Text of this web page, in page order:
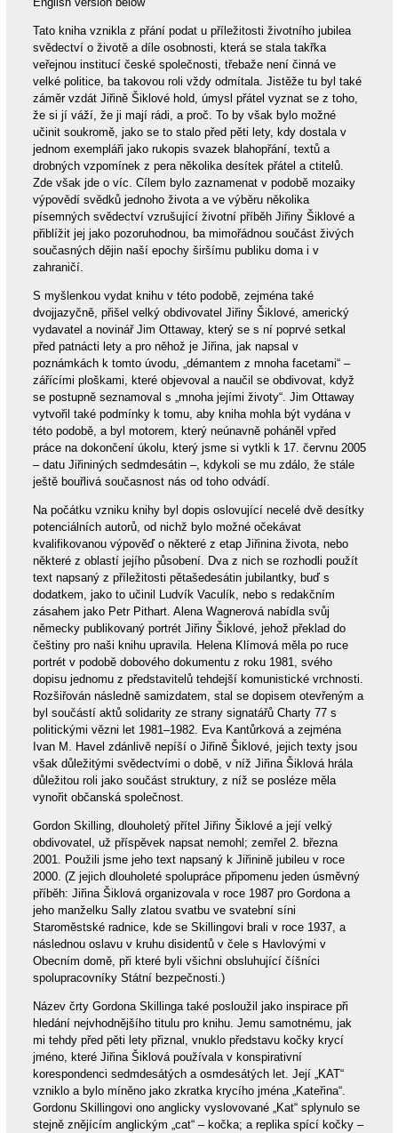
Tato kniha vznikla z přání podat u příležitosti životního jubilea
svědectví o životě a díle osobnosti, která se stala takřka
veřejnou institucí české společnosti, třebaže není činná ve
velké politice, ba takovou roli vždy odmítala. Jistěže tu byl také
záměr vzdát Jiřině Šiklové hold, úmysl přátel vyznat se z toho,
že si jí váží, že ji mají rádi, a proč. To by však bylo možné
učinit soukromě, jako se to stalo před pěti lety, kdy dostala v
jednom exempláři jako rukopis svazek blahopřání, textů a
drobných vzpomínek z pera několika desítek přátel a ctitelů.
Zde však jde o víc. Cílem bylo zaznamenat v podobě mozaiky
výpovědí svědků jednoho života a ve výběru několika
písemných svědectví vzrušující životní příběh Jiřiny Šiklové a
přiblížit jej jako pozoruhodnou, ba mimořádnou součást živých
současných dějin naší epochy širšímu publiku doma i v
zahraničí.
S myšlenkou vydat knihu v této podobě, zejména také
dvojjazyčně, přišel velký obdivovatel Jiřiny Šiklové, americký
vydavatel a novinář Jim Ottaway, který se s ní poprvé setkal
před patnácti lety a pro něhož je Jiřina, jak napsal v
poznámkách k tomto úvodu, „démantem z mnoha facetami“ –
zářícími ploškami, které objevoval a naučil se obdivovat, když
se postupně seznamoval s „mnoha jejími životy“. Jim Ottaway
vytvořil také podmínky k tomu, aby kniha mohla být vydána v
této podobě, a byl motorem, který neúnavně poháněl vpřed
práce na dokončení úkolu, který jsme si vytkli k 17. červnu 2005
– datu Jiřininých sedmdesátin –, kdykoli se mu zdálo, že stále
ještě bouřlivá současnost nás od toho odvádí.
Na počátku vzniku knihy byl dopis oslovující necelé dvě desítky
potenciálních autorů, od nichž bylo možné očekávat
kvalifikovanou výpověď o některé z etap Jiřinina života, nebo
některé z oblastí jejího působení. Dva z nich se rozhodli použít
text napsaný z příležitosti pětašedesátin jubilantky, buď s
dodatkem, jako to učinil Ludvík Vaculík, nebo s redakčním
zásahem jako Petr Pithart. Alena Wagnerová nabídla svůj
německy publikovaný portrét Jiřiny Šiklové, jehož překlad do
češtiny pro naši knihu upravila. Helena Klímová měla po ruce
portrét v podobě dobového dokumentu z roku 1981, svého
dopisu jednomu z představitelů tehdejší komunistické vrchnosti.
Rozšiřován následně samizdatem, stal se dopisem otevřeným a
byl součástí aktů solidarity ze strany signatářů Charty 77 s
politickými vězni let 1981–1982. Eva Kantůrková a zejména
Ivan M. Havel zdánlivě nepíší o Jiřině Šiklové, jejich texty jsou
však důležitými svědectvími o době, v níž Jiřina Šiklová hrála
důležitou roli jako součást struktury, z níž se posléze měla
vynořit občanská společnost.
Gordon Skilling, dlouholetý přítel Jiřiny Šiklové a její velký
obdivovatel, už příspěvek napsat nemohl; zemřel 2. března
2001. Použili jsme jeho text napsaný k Jiřinině jubileu v roce
2000. (Z jejich dlouholeté spolupráce připomenu jeden úsměvný
příběh: Jiřina Šiklová organizovala v roce 1987 pro Gordona a
jeho manželku Sally zlatou svatbu ve svatební síni
Staroměstské radnice, kde se Skillingovi brali v roce 1937, a
následnou oslavu v kruhu disidentů v čele s Havlovými v
Obecním domě, při které byli všichni obsluhující číšníci
spolupracovníky Státní bezpečnosti.)
Název črty Gordona Skillinga také posloužil jako inspirace při
hledání nejvhodnějšího titulu pro knihu. Jemu samotnému, jak
mi tehdy před pěti lety přiznal, vnuklo představu kočky krycí
jméno, které Jiřina Šiklová používala v konspirativní
korespondenci sedmdesátých a osmdesátých let. Její „KAT“
vzniklo a bylo míněno jako zkratka krycího jména „Kateřina“.
Gordonu Skillingovi ono anglicky vyslovované „Kat“ splynulo se
stejně znějícím anglickým „cat“ – kočka; a replika spící kočky –